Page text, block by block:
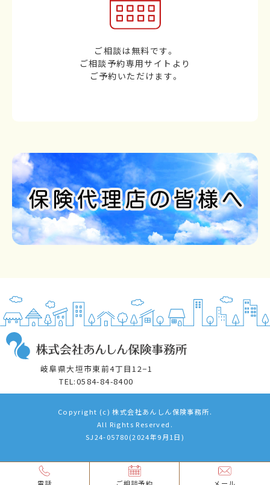
ご相談は無料です。
ご相談予約専用サイトより
ご予約いただけます。
岐阜県大垣市東前4丁目12−1
TEL:0584-84-8400
Copyright (c) 株式会社あんしん保険事務所.
All Rights Reserved.
SJ24-05780(2024年9月1日)